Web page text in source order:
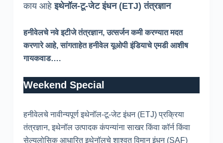
काय आहेइथेनॉल-टू-जेट इंधन (ETJ) तंत्रज्ञान
हनीवेलचे नवे इटीजे तंत्रज्ञान, उत्सर्जन कमी करण्यात मदत
करणारे आहे, सांगताहेत हनीवेल यूओपी इंडियाचे एमडी आशीष
गायकवाड….
Weekend Special
हनीवेलचे नावीन्यपूर्ण इथेनॉल-टू-जेट इंधन (ETJ) प्रक्रिया
तंत्रज्ञान, इथेनॉल उत्पादक कंपन्यांना साखर किंवा कॉर्न किंवा
सेल्युलोसिक आधारित इथेनॉलचे शाश्वत विमान इंधन (SAF)